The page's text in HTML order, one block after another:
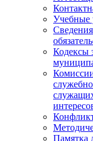
Учебные
Кодексы
Памятка